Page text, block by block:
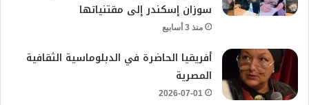
سوزان إسكندر إلى مقتنياتها
منذ 3 أسابيع
أفريقيا الحاضرة في الدبلوماسية الثقافية
المصرية
2026-07-01